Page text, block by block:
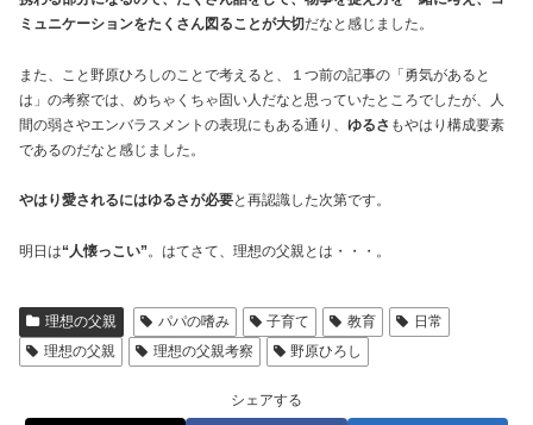
ミュニケーションをたくさん図ることが大切だなと感じました。
また、こと野原ひろしのことで考えると、１つ前の記事の「勇気があると
は」の考察では、めちゃくちゃ固い人だなと思っていたところでしたが、人
間の弱さやエンバラスメントの表現にもある通り、 ゆるさ もやはり構成要素
であるのだなと感じました。
やはり愛されるにはゆるさが必要と再認識した次第です。
明日は“人懐っこい”。はてさて、理想の父親とは・・・。
理想の父親 パパの嗜み 子育て 教育
日常
理想の父親
理想の父親考察 野原ひろし
シェアする